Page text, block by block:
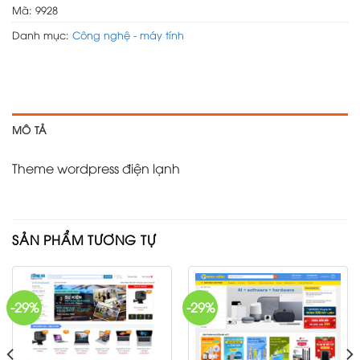
Mã: 9928
Danh mục: Công nghệ - máy tính
MÔ TẢ
Theme wordpress điện lạnh
SẢN PHẨM TƯƠNG TỰ
-29% -29%